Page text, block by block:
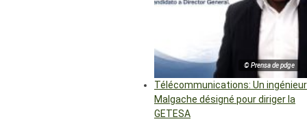
© Prensa de pdge
Télécommunications: Un ingénieur
Malgache désigné pour diriger la
GETESA